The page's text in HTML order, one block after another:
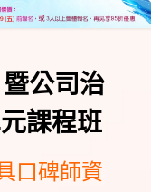
公司治
課程班
口碑師資